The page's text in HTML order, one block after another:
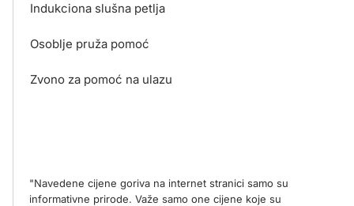
Indukciona slušna petlja
Osoblje pruža pomoć
Zvono za pomoć na ulazu
"Navedene cijene goriva na internet stranici samo su
informativne prirode. Važe samo one cijene koje su